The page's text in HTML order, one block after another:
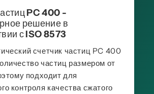
PC 400 -
решение в
с ISO 8573
счетчик частиц PC 400
частиц размером от
подходит для
контроля качества сжатого